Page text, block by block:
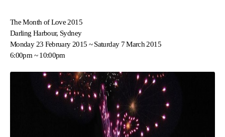
The Month of Love 2015
Darling Harbour, Sydney
Monday 23 February 2015 ~ Saturday 7 March 2015
6:00pm ~ 10:00pm